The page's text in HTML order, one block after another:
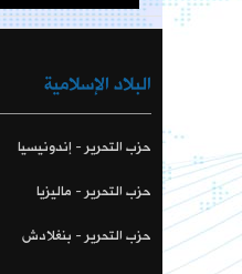
البلاد الإسلامية
حزب التحرير - إندونيسيا
حزب التحرير - ماليزيا
حزب التحرير - بنغلادش